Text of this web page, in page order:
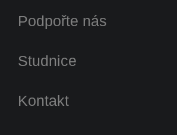
Podpořte nás
Studnice
Kontakt